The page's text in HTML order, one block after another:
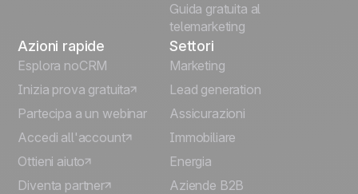
Guida gratuita al
telemarketing
Azioni rapide
Esplora noCRM
Inizia prova gratuita
Partecipa a un webinar
Accedi all'account
Ottieni aiuto
Diventa partner
Settori
Marketing
Lead generation
Assicurazioni
Immobiliare
Energia
Aziende B2B